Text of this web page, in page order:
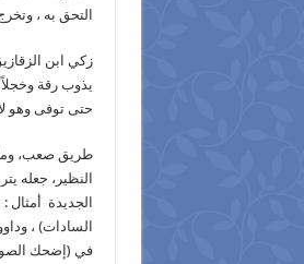
التحق به ، وتخرج منه عام 1973،
زكي ابن
يذوب رقة
حتى توفى وهو
طريق صعب،
النظير، جعله
الجديدة
السادات) ،
في (إضحك